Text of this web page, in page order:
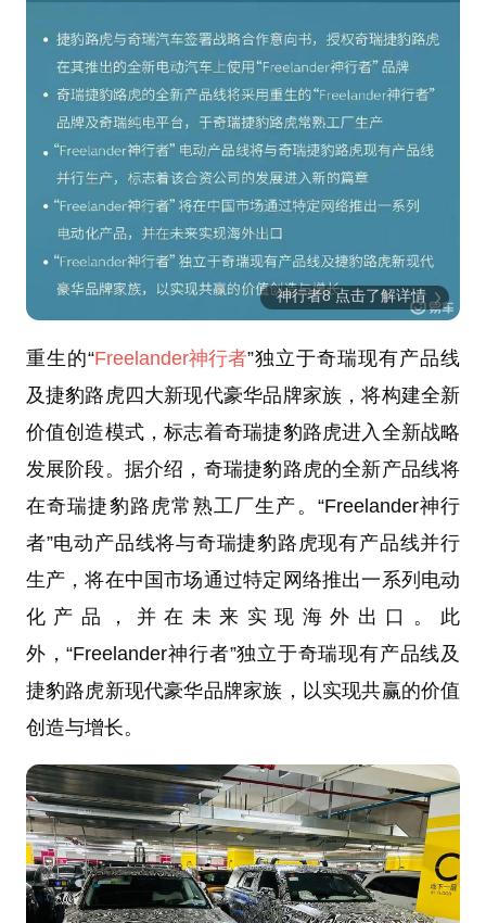
神行者8 点击了解详情
重生的“Freelander神行者”独立于奇瑞现有产品线
及捷豹路虎四大新现代豪华品牌家族，将构建全新
价值创造模式，标志着奇瑞捷豹路虎进入全新战略
发展阶段。据介绍，奇瑞捷豹路虎的全新产品线将
在奇瑞捷豹路虎常熟工厂生产。“Freelander神行
者”电动产品线将与奇瑞捷豹路虎现有产品线并行
生产，将在中国市场通过特定网络推出一系列电动
化产品，并在未来实现海外出口。此
外，“Freelander神行者”独立于奇瑞现有产品线及
捷豹路虎新现代豪华品牌家族，以实现共赢的价值
创造与增长。